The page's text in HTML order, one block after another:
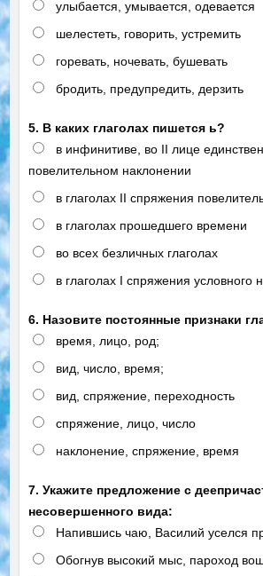
улыбается, умывается, одевается
шелестеть, говорить, устремить
горевать, ночевать, бушевать
бродить, предупредить, дерзить
5. В каких глаголах пишется ь?
в инфинитиве, во II лице
повелительном наклонении
в глаголах II спряжения
в глаголах прошедшего времени
во всех безличных глаголах
в глаголах I спряжения условного
6. Назовите постоянные признаки
время, лицо, род;
вид, число, время;
вид, спряжение, переходность
спряжение, лицо, число
наклонение, спряжение, время
7. Укажите предложение с
несовершенного вида:
Напившись чаю, Василий уселся
Обогнув высокий мыс, пароход